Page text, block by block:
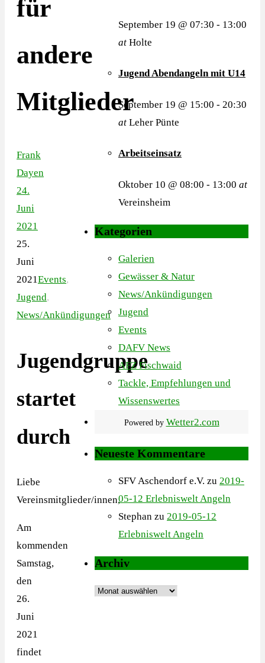
für
andere
Mitglieder
Frank
Dayen
24.
Juni
2021
25.
Juni
2021Events,
Jugend,
News/Ankündigungen
Jugendgruppe
startet
durch
Liebe
Vereinsmitglieder/innen,
Am
kommenden
Samstag,
den
26.
Juni
2021
findet
September 19 @ 07:30 - 13:00
at Holte
Jugend Abendangeln mit U14
September 19 @ 15:00 - 20:30
at Leher Pünte
Arbeitseinsatz
Oktober 10 @ 08:00 - 13:00 at
Vereinsheim
Kategorien
Galerien
Gewässer & Natur
News/Ankündigungen
Jugend
Events
DAFV News
AFZ Fischwaid
Tackle, Empfehlungen und
Wissenswertes
Powered by Wetter2.com
Neueste Kommentare
SFV Aschendorf e.V. zu 2019-
05-12 Erlebniswelt Angeln
Stephan zu 2019-05-12
Erlebniswelt Angeln
Archiv
Archiv